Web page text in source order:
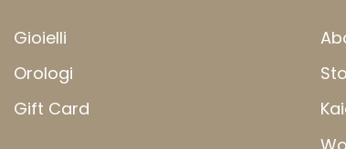
Gioielli
Orologi
Gift Card